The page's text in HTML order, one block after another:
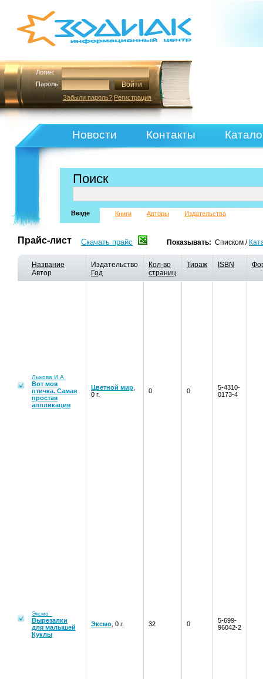
Новости Контакты
Логин:
Пароль:
Забыли пароль? Регистрация
Поиск
Везде Книги Авторы Издательства
Прайс-лист Скачать прайс Показывать: Списком /
Название
Автор
Издательство
Год
Кол-во
страниц
Тираж ISBN
Лыкова И.А
Вот моя
птичка. Самая
простая
аппликация
Цветной мир
0 г.
0 0
5-4310-
0173-4
Эксмо
Вырезалки
для малышей
Куклы
Эксмо , 0 г. 32 0
5-699-
96042-2